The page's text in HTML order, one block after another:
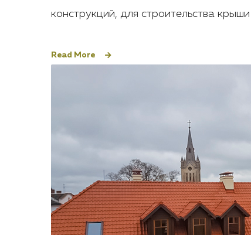
конструкций, для строительства крыши
Read More